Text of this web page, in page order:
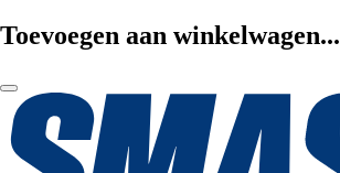
Toevoegen aan winkelwagen...